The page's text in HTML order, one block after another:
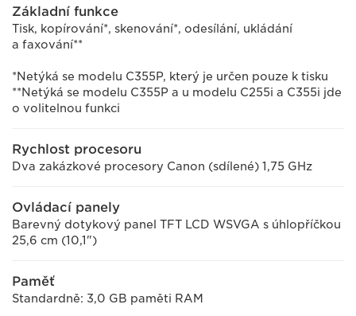
Základní funkce
Tisk, kopírování*, skenování*, odesílání, ukládání
a faxování**
*Netýká se modelu C355P, který je určen pouze k tisku
**Netýká se modelu C355P a u modelu C255i a C355i jde
o volitelnou funkci
Rychlost procesoru
Dva zakázkové procesory Canon (sdílené) 1,75 GHz
Ovládací panely
Barevný dotykový panel TFT LCD WSVGA s úhlopříčkou
25,6 cm (10,1")
Paměť
Standardně: 3,0 GB paměti RAM